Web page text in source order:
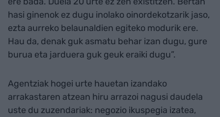
hasi ginenok ez dugu inolako oinordekotzarik jaso,
ezta aurreko belaunaldien egiteko modurik ere.
Hau da, denak guk asmatu behar izan dugu, gure
burua eta jarduera guk geuk eraiki dugu”.
Agentziak hogei urte hauetan izandako
arrakastaren atzean hiru arrazoi nagusi daudela
uste du zuzendariak: negozio ikuspegia izatea,